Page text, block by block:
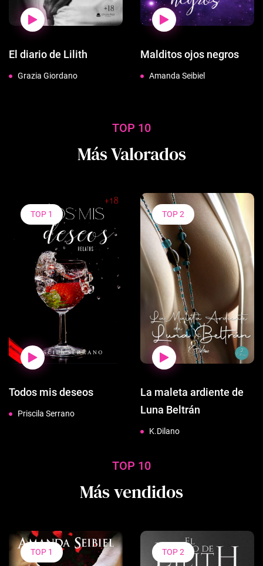
El diario de Lilith
Grazia Giordano
Malditos ojos negros
Amanda Seibiel
TOP 10
Más Valorados
TOP 1
Todos mis deseos
Priscila Serrano
TOP 2
La maleta ardiente de
Luna Beltrán
K.Dilano
TOP 10
Más vendidos
TOP 1 TOP 2